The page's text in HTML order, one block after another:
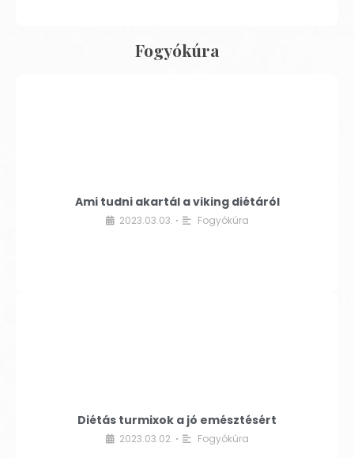
Fogyókúra
Ami tudni akartál a viking diétáról
2023.03.03. • Fogyókúra
Diétás turmixok a jó emésztésért
2023.03.02. • Fogyókúra